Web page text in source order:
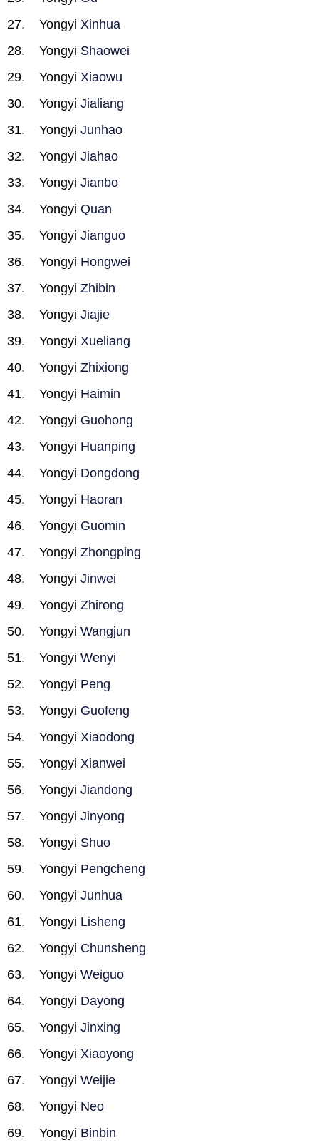
Yongyi Xinhua
Yongyi Shaowei
Yongyi Xiaowu
Yongyi Jialiang
Yongyi Junhao
Yongyi Jiahao
Yongyi Jianbo
Yongyi Quan
Yongyi Jianguo
Yongyi Hongwei
Yongyi Zhibin
Yongyi Jiajie
Yongyi Xueliang
Yongyi Zhixiong
Yongyi Haimin
Yongyi Guohong
Yongyi Huanping
Yongyi Dongdong
Yongyi Haoran
Yongyi Guomin
Yongyi Zhongping
Yongyi Jinwei
Yongyi Zhirong
Yongyi Wangjun
Yongyi Wenyi
Yongyi Peng
Yongyi Guofeng
Yongyi Xiaodong
Yongyi Xianwei
Yongyi Jiandong
Yongyi Jinyong
Yongyi Shuo
Yongyi Pengcheng
Yongyi Junhua
Yongyi Lisheng
Yongyi Chunsheng
Yongyi Weiguo
Yongyi Dayong
Yongyi Jinxing
Yongyi Xiaoyong
Yongyi Weijie
Yongyi Neo
Yongyi Binbin